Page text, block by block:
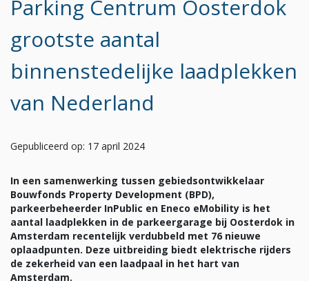
Parking Centrum Oosterdok
grootste aantal
binnenstedelijke laadplekken
van Nederland
Gepubliceerd op: 17 april 2024
In een samenwerking tussen gebiedsontwikkelaar
Bouwfonds Property Development (BPD),
parkeerbeheerder InPublic en Eneco eMobility is het
aantal laadplekken in de parkeergarage bij Oosterdok in
Amsterdam recentelijk verdubbeld met 76 nieuwe
oplaadpunten. Deze uitbreiding biedt elektrische rijders
de zekerheid van een laadpaal in het hart van
Amsterdam.